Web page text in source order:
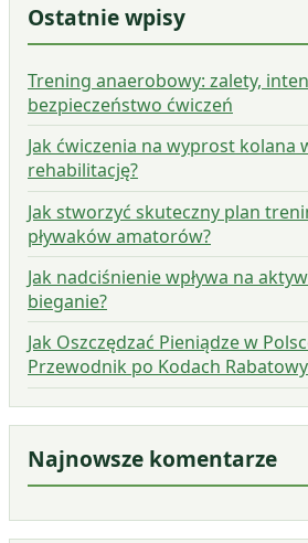
Ostatnie wpisy
Trening anaerobowy: zalety,
bezpieczeństwo ćwiczeń
Jak ćwiczenia na wyprost kolana
rehabilitację?
Jak stworzyć skuteczny plan
pływaków amatorów?
Jak nadciśnienie wpływa na
bieganie?
Jak Oszczędzać Pieniądze w
Przewodnik po Kodach
Najnowsze komentarze